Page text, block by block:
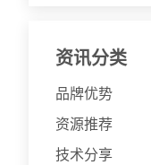
资讯分类
品牌优势
资源推荐
技术分享